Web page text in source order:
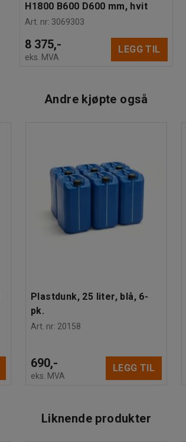
H1800 B600 D600 mm, hvit
Art. nr: 3069303
8 375,-
eks. MVA
LEGG TIL
Andre kjøpte også
Plastdunk, 25 liter, blå, 6-
pk.
Art. nr: 20158
690,-
eks. MVA
LEGG TIL
Liknende produkter